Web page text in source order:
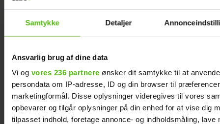
Samtykke Detaljer
Ansvarlig brug af dine data
Vi og vores 236 partnere ønsker dit samtykke til at
persondata om IP-adresse, ID og din browser til
marketingformål. Disse oplysninger videregives til vores
opbevarer og tilgår oplysninger på din enhed for at vise dig
tilpasset indhold, foretage annonce- og indholdsmåling, lave
Sarah Grünewald om nyt TV 2-program: Vi
mangler respekten for de ældre